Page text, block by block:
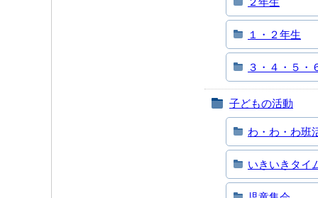
１・２年生
３・４・５・
子どもの活動
わ・わ・わ班
いきいきタイ